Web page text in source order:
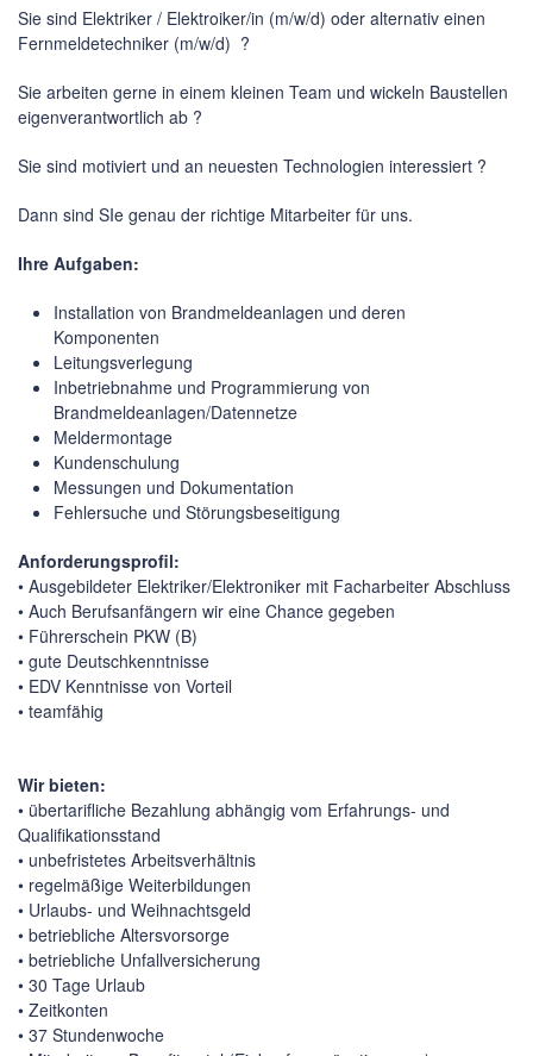
Sie sind Elektriker / Elektroiker/in (m/w/d) oder alternativ einen
Fernmeldetechniker (m/w/d) ?
Sie arbeiten gerne in einem kleinen Team und wickeln Baustellen
eigenverantwortlich ab ?
Sie sind motiviert und an neuesten Technologien interessiert ?
Dann sind SIe genau der richtige Mitarbeiter für uns.
Ihre Aufgaben:
Installation von Brandmeldeanlagen und deren
Komponenten
Leitungsverlegung
Inbetriebnahme und Programmierung von
Brandmeldeanlagen/Datennetze
Meldermontage
Kundenschulung
Messungen und Dokumentation
Fehlersuche und Störungsbeseitigung
Anforderungsprofil:
• Ausgebildeter Elektriker/Elektroniker mit Facharbeiter Abschluss
• Auch Berufsanfängern wir eine Chance gegeben
• Führerschein PKW (B)
• gute Deutschkenntnisse
• EDV Kenntnisse von Vorteil
• teamfähig
Wir bieten:
• übertarifliche Bezahlung abhängig vom Erfahrungs- und
Qualifikationsstand
• unbefristetes Arbeitsverhältnis
• regelmäßige Weiterbildungen
• Urlaubs- und Weihnachtsgeld
• betriebliche Altersvorsorge
• betriebliche Unfallversicherung
• 30 Tage Urlaub
• Zeitkonten
• 37 Stundenwoche